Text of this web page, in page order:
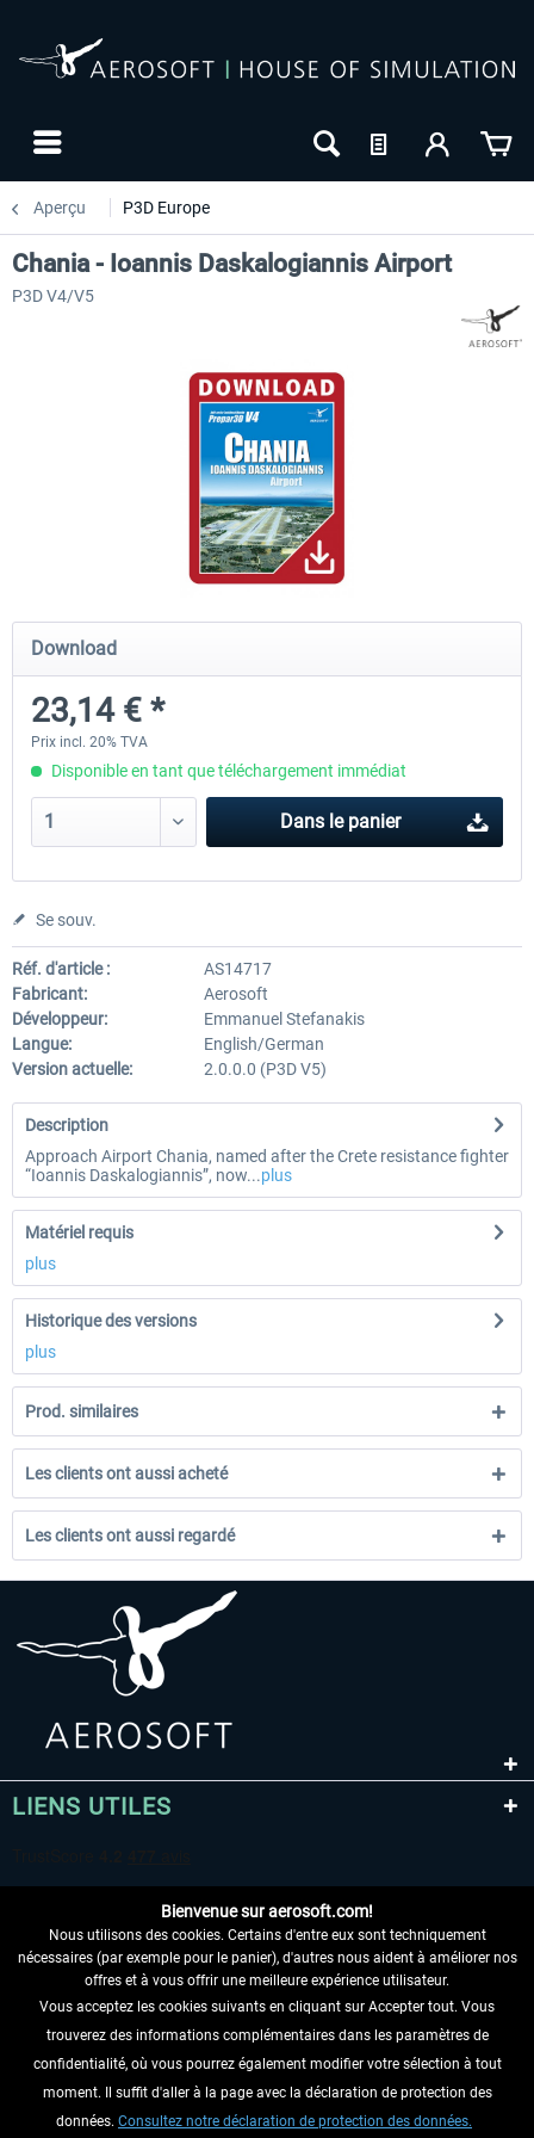
Aperçu P3D Europe
Hamburg-Finkenwerder
12,00 € *
Madeira X Evolution
Chania - Ioannis Daskalogiannis Airport
P3D V4/V5
Download
23,14 € *
Prix incl. 20% TVA
Disponible en tant que téléchargement immédiat
Dans le panier
Se souv.
Réf. d'article :
AS14717
Fabricant:
Aerosoft
Développeur:
Emmanuel Stefanakis
Langue:
English/German
Version actuelle:
2.0.0.0 (P3D V5)
Description
Approach Airport Chania, named after the Crete resistance fighter
“Ioannis Daskalogiannis”, now...plus
Matériel requis
plus
Historique des versions
plus
Prod. similaires
Les clients ont aussi acheté
Les clients ont aussi regardé
LIENS UTILES
RENONCER AU CONTRAT ICI
INFORMATIONS
NE MANQUEZ PAS LES DERNIÈRES
Bienvenue sur aerosoft.com!
Nous utilisons des cookies. Certains d'entre eux sont techniquement
nécessaires (par exemple pour le panier), d'autres nous aident à améliorer nos
offres et à vous offrir une meilleure expérience utilisateur.
Vous acceptez les cookies suivants en cliquant sur Accepter tout. Vous
trouverez des informations complémentaires dans les paramètres de
confidentialité, où vous pourrez également modifier votre sélection à tout
moment. Il suffit d'aller à la page avec la déclaration de protection des
données. Consultez notre déclaration de protection des données.